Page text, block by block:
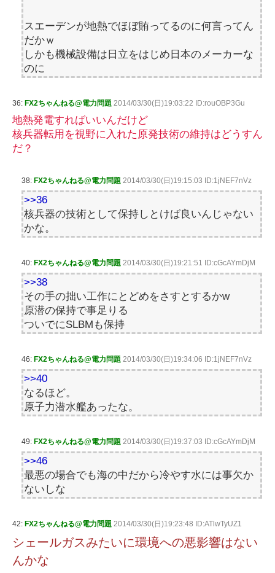
スエーデンが地熱でほぼ賄ってるのに何言ってん
だかｗ
しかも機械設備は日立をはじめ日本のメーカーな
のに
36: FX2ちゃんねる@電力問題 2014/03/30(日)19:03:22 ID:rouOBP3Gu
地熱発電すればいいんだけど
核兵器転用を視野に入れた原発技術の維持はどうすん
だ？
38: FX2ちゃんねる@電力問題 2014/03/30(日)19:15:03 ID:1jNEF7nVz
>>36
核兵器の技術として保持しとけば良いんじゃない
かな。
40: FX2ちゃんねる@電力問題 2014/03/30(日)19:21:51 ID:cGcAYmDjM
>>38
その手の拙い工作にとどめをさすとするかw
原潜の保持で事足りる
ついでにSLBMも保持
46: FX2ちゃんねる@電力問題 2014/03/30(日)19:34:06 ID:1jNEF7nVz
>>40
なるほど。
原子力潜水艦あったな。
49: FX2ちゃんねる@電力問題 2014/03/30(日)19:37:03 ID:cGcAYmDjM
>>46
最悪の場合でも海の中だから冷やす水には事欠か
ないしな
42: FX2ちゃんねる@電力問題 2014/03/30(日)19:23:48 ID:ATlwTyUZ1
シェールガスみたいに環境への悪影響はない
んかな